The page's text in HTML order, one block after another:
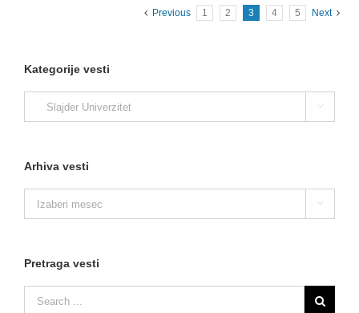
Previous 1 2 3 4 5 Next
Kategorije vesti

Arhiva vesti
vesti

Pretraga vesti